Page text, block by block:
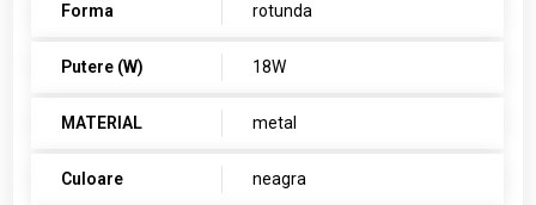
Forma rotunda
Putere (W) 18W
MATERIAL metal
Culoare neagra